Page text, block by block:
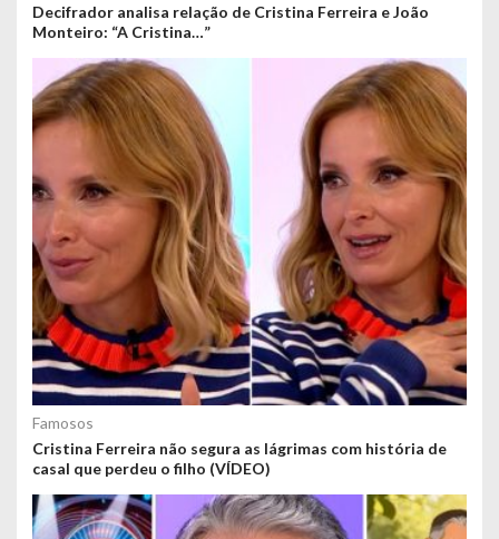
Decifrador analisa relação de Cristina Ferreira e João
Monteiro: “A Cristina…”
Famosos
Cristina Ferreira não segura as lágrimas com história de
casal que perdeu o filho (VÍDEO)